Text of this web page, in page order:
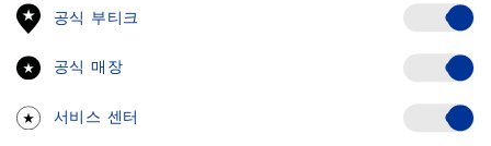
공식 부티크 Off
공식 매장 Off
서비스 센터 Off